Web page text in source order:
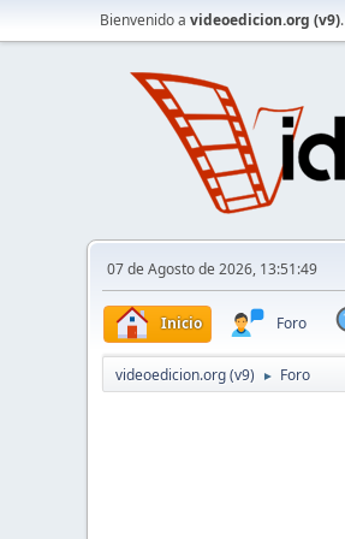
Bienvenido a videoedicion.org (v9).
07 de Agosto de 2026, 13:51:49
Inicio Foro
videoedicion.org (v9) ► Foro